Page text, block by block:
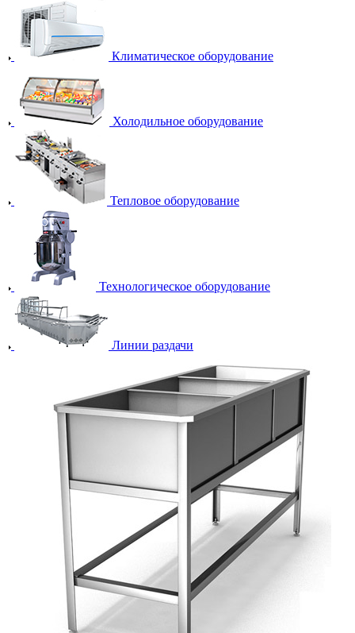
Климатическое оборудование
Холодильное оборудование
Тепловое оборудование
Технологическое оборудование
Линии раздачи